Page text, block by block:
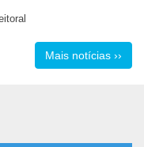
Mais notícias ››